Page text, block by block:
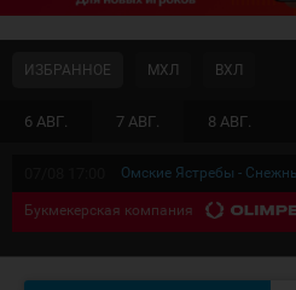
6 АВГ. 7 АВГ. 8 АВГ.
ИЗБРАННОЕ МХЛ ВХЛ
Омские Ястребы -
Букмекерская компания